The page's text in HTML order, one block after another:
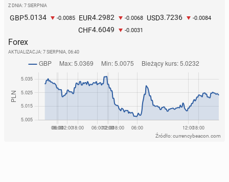
Z DNIA: 7 SIERPNIA
GBP5.0134 -0.0085 EUR4.2982 -0.0068 USD3.7236 -0.0084
CHF4.6049 -0.0031
Forex
AKTUALIZACJA: 7 SIERPNIA, 06:40
Źródło: currencybeacon.com